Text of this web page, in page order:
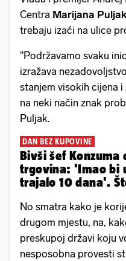
Centra Marijana Puljak
trebaju izaći na ulice
"Podržavamo svaku
izražava
stanjem visokih cijena
na neki način znak
Puljak.
DAN BEZ KUPOVINE
Bivši šef Konzuma
trgovina: 'Imao bi
trajalo 10 dana'.
No smatra kako je
drugom mjestu, na,
preskupoj državi koju
nesposobna provesti